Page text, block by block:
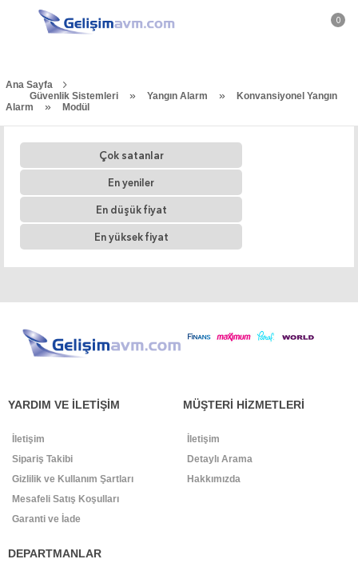
0
Ana Sayfa
Güvenlik Sistemleri
» Yangın Alarm »
Konvansiyonel Yangın
Alarm
» Modül
Çok satanlar
En yeniler
En düşük fiyat
En yüksek fiyat
YARDIM VE İLETİŞİM
İletişim
Sipariş Takibi
Gizlilik ve Kullanım Şartları
Mesafeli Satış Koşulları
Garanti ve İade
MÜŞTERİ HİZMETLERİ
İletişim
Detaylı Arama
Hakkımızda
DEPARTMANLAR